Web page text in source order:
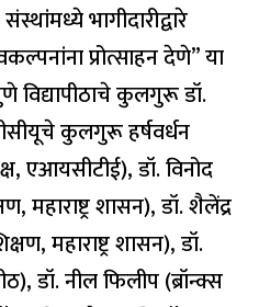
भागीदारीद्वारे
प्रोत्साहन देणे” या
विद्यापीठाचे कुलगुरू डॉ.
कुलगुरू हर्षवर्धन
एआयसीटीई), डॉ. विनोद
महाराष्ट्र शासन), डॉ. शैलेंद्र
महाराष्ट्र शासन), डॉ.
डॉ. नील फिलीप (ब्रॉन्क्स